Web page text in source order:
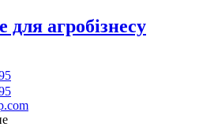
агробізнесу